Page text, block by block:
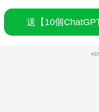
送【10個